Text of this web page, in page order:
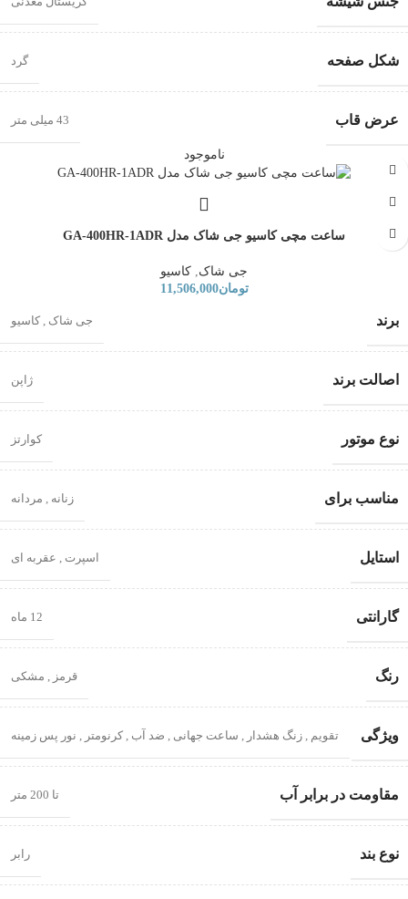
شکل صفحه گرد
عرض قاب 43 میلی متر
ناموجود
ساعت مچی کاسیو جی شاک مدل GA-400HR-1ADR
جی شاک کاسیو
تومان11,506,000
برند جی شاک , کاسیو
اصالت برند ژاپن
نوع موتور کوارتز
مناسب برای زنانه , مردانه
استایل اسپرت , عقربه ای
گارانتی 12 ماه
رنگ قرمز , مشکی
ویژگی تقویم , زنگ هشدار , ساعت جهانی , ضد آب , کرنومتر , نور پس زمینه
مقاومت در برابر آب تا 200 متر
نوع بند رابر